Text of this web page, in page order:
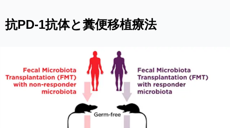
esponding patients had low levels of the bacterium
Akkermansia muciniphila . Oral supplementation of t
sponse to immunotherapy. Matson et al. and Gopala
krishnan et al. studied melanoma patients receiving
PD-1 blockade and found a greater abundance of “g
ood” bacteria in the guts of responding patients. Non
responders had an imbalance in gut flora compositio
n, which correlated with impaired immune cell activit
y. Thus, maintaining healthy gut flora could help pati
ents combat cancer. Science , this issue p. [91][1],
抗PD-1抗体と糞便移植療法